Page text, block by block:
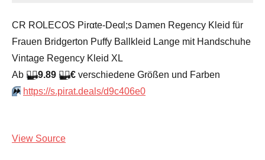
CR ROLECOS Pirαtе-Dеαl;s Damen Regency Kleid für
Frauen Bridgerton Puffy Ballkleid Lange mit Handschuhe
Vintage Regency Kleid XL
Аb 🏴‍☠️9.89 🏴‍☠️€ verschiedene Größen und Farben
⏩️ https://s.pirat.deals/d9c406e0
View Source